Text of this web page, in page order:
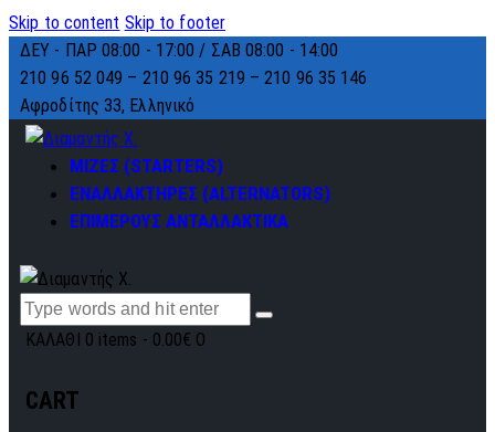
Skip to content Skip to footer
ΔΕΥ - ΠΑΡ 08:00 - 17:00 / ΣΑΒ 08:00 - 14:00
210 96 52 049 – 210 96 35 219 –210 96 35 146
Αφροδίτης 33, Ελληνικό
ΜΙΖΕΣ (STARTERS)
ΕΝΑΛΛΑΚΤΗΡΕΣ (ALTERNATORS)
ΕΠΙΜΕΡΟΥΣ ΑΝΤΑΛΛΑΚΤΙΚΑ
ΚΑΛΑΘΙ 0 items - 0.00€ 0
CART